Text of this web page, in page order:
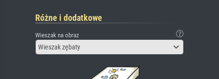
Różne i dodatkowe
Wieszak na obraz
Wieszak zębaty